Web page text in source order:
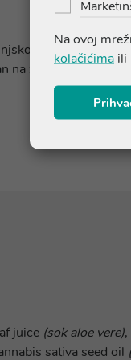
podrijetla.
na životinjama.
juice (sok aloe vere)
sativa seed oil
Na ovoj
kolačićima ili